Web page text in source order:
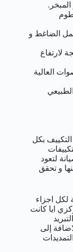
الضاغط و
لارتفاع
العالية
بكل
لتعود
و تحقق
لكل اجزاء
ايا كانت
إلى